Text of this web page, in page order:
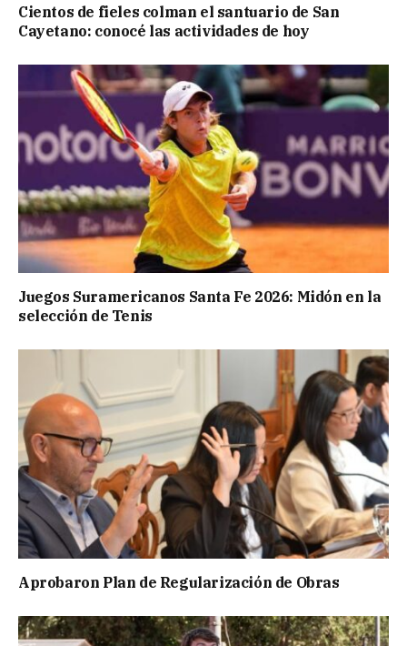
Cientos de fieles colman el santuario de San
Cayetano: conocé las actividades de hoy
Juegos Suramericanos Santa Fe 2026: Midón en la
selección de Tenis
Aprobaron Plan de Regularización de Obras